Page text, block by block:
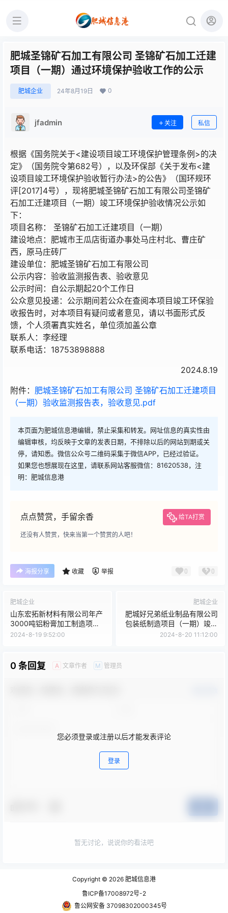
肥城圣锦矿石加工有限公司 圣锦矿石加工迁建
项目（一期）通过环境保护验收工作的公示
肥城企业 24年8月19日 0
jfadmin 关注 私信
根据《国务院关于<建设项目竣工环境保护管理条例>的决
定》（国务院令第682号），以及环保部《关于发布<建
设项目竣工环境保护验收暂行办法>的公告》（国环规环
评[2017]4号），现将肥城圣锦矿石加工有限公司圣锦矿
石加工迁建项目（一期）竣工环境保护验收情况公示如
下：
项目名称： 圣锦矿石加工迁建项目（一期）
建设地点：肥城市王瓜店街道办事处马庄村北、曹庄矿
西，原马庄砖厂
建设单位：肥城圣锦矿石加工有限公司
公示内容：验收监测报告表、验收意见
公示时间：自公示期起20个工作日
公众意见投递：公示期间若公众在查阅本项目竣工环保验
收报告时，对本项目有疑问或者意见，请以书面形式反
馈，个人须署真实姓名，单位须加盖公章
联系人：李经理
联系电话：18753898888
2024.8.19
附件： 肥城圣锦矿石加工有限公司 圣锦矿石加工迁建项目
（一期）验收监测报告表，验收意见.pdf
本页面为肥城信息港编辑，禁止采集和转发。网址信息的真实性由
编辑审核，均反映于文章的发表日期，不排除以后的网站到期或关
停，请知悉。微信公众号二维码采集于微信APP，已经过验证。
如果您也想展现在这里，请联系网站客服微信：81620538，注
明：肥城信息港
点点赞赏，手留余香 给TA打赏
还没有人赞赏，快来当第一个赞赏的人吧！
海报分享 收藏 举报 0 0
肥城企业
山东宏拓新材料有限公司年产
3000吨铝粉膏加工制造项目
通过环境保护验收工作的公示
2024-8-19 9:52:00
肥城企业
肥城好兄弟纸业制品有限公司
包装纸制造项目（一期）竣工
日期、调试起止日期的公示
2024-8-20 11:12:00
0 条回复 A 文章作者 M 管理员
您必须登录或注册以后才能发表评论
登录
暂无讨论，说说你的看法吧
Copyright © 2026 肥城信息港
鲁ICP备17008972号-2
鲁公网安备 37098302000345号